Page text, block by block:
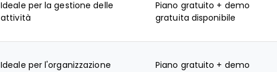
Ideale per la gestione delle
attività
Piano gratuito + demo
gratuita disponibile
Ideale per l'organizzazione
Piano gratuito + demo